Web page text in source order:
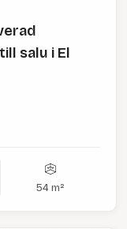
salu i El
54 m²